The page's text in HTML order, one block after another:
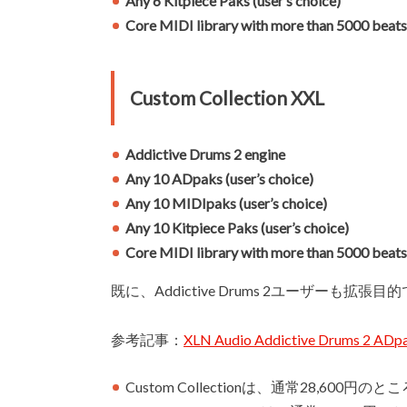
Core MIDI library with more than 5000 beats
Custom Collection XXL
Addictive Drums 2 engine
Any 10 ADpaks (user’s choice)
Any 10 MIDIpaks (user’s choice)
Any 10 Kitpiece Paks (user’s choice)
Core MIDI library with more than 5000 beats
既に、Addictive Drums 2ユーザーも拡張目
参考記事： XLN Audio Addictive Drums 2
Custom Collectionは、通常28,600円のと